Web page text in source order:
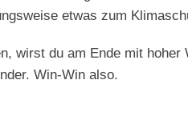
etwas zum
wirst du am Ende mit hoher
Win-Win also.